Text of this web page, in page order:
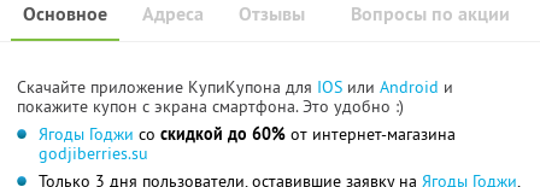
Основное Отзывы Вопросы по акции
Адреса
Скачайте приложение КупиКупона для IOS или Android и
покажите купон с экрана смартфона. Это удобно :)
Ягоды Годжи со скидкой до 60% от интернет-магазина
godjiberries.su
Только 3 дня пользователи, оставившие заявку на Ягоды Годжи,